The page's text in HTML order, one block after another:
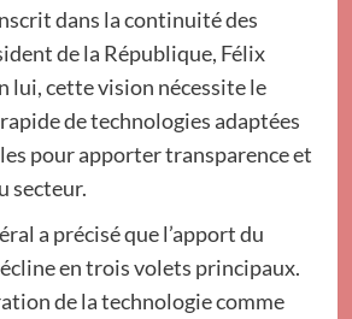
dans la continuité des
de la République, Félix
lui, cette vision nécessite le
de technologies adaptées
pour apporter transparence et
secteur.
a précisé que l’apport du
en trois volets principaux.
de la technologie comme